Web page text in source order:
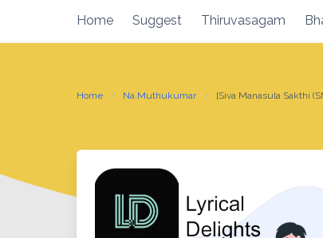
content
Home Suggest Thiruvasagam
Home Na.Muthukumar [Siva Manasula Sakthi